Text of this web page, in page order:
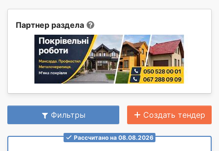
Партнер раздела
Фильтры Создать тендер
Рассчитано на 08.08.2026